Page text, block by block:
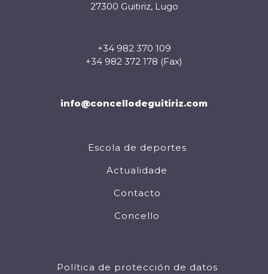
27300 Guitiriz, Lugo
+34 982 370 109
+34 982 372 178 (Fax)
info@concellodeguitiriz.com
Escola de deportes
Actualidade
Contacto
Concello
Política de protección de datos